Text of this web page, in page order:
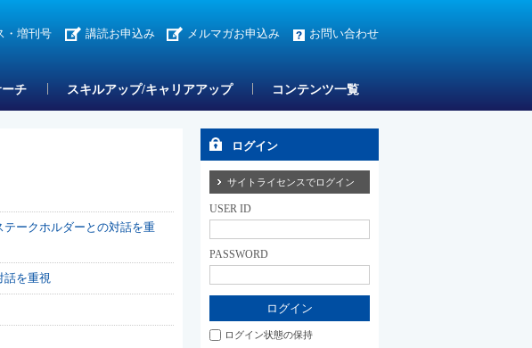
・増刊号 講読お申込み メルマガお申込み お問い合わせ
ーチ スキルアップ/キャリアアップ コンテンツ一覧
ークホルダーとの対話を重
話を重視
ログイン
サイトライセンスでログイン
USER ID
PASSWORD
ログイン状態の保持